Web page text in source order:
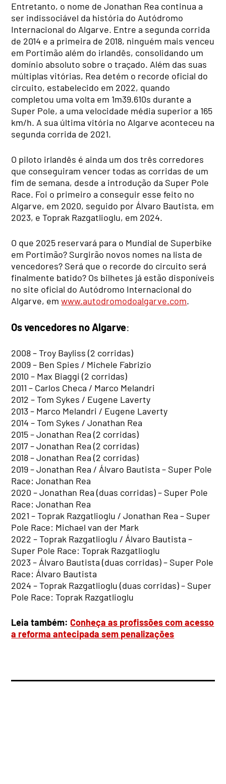
Entretanto, o nome de Jonathan Rea continua a
ser indissociável da história do Autódromo
Internacional do Algarve. Entre a segunda corrida
de 2014 e a primeira de 2018, ninguém mais venceu
em Portimão além do irlandês, consolidando um
domínio absoluto sobre o traçado. Além das suas
múltiplas vitórias, Rea detém o recorde oficial do
circuito, estabelecido em 2022, quando
completou uma volta em 1m39.610s durante a
Super Pole, a uma velocidade média superior a 165
km/h. A sua última vitória no Algarve aconteceu na
segunda corrida de 2021.
O piloto irlandês é ainda um dos três corredores
que conseguiram vencer todas as corridas de um
fim de semana, desde a introdução da Super Pole
Race. Foi o primeiro a conseguir esse feito no
Algarve, em 2020, seguido por Álvaro Bautista, em
2023, e Toprak Razgatlioglu, em 2024.
O que 2025 reservará para o Mundial de Superbike
em Portimão? Surgirão novos nomes na lista de
vencedores? Será que o recorde do circuito será
finalmente batido? Os bilhetes já estão disponíveis
no site oficial do Autódromo Internacional do
Algarve, emwww.autodromodoalgarve.com.
Os vencedores no Algarve:
2008 – Troy Bayliss (2 corridas)
2009 – Ben Spies / Michele Fabrizio
2010 – Max Biaggi (2 corridas)
2011 – Carlos Checa / Marco Melandri
2012 – Tom Sykes / Eugene Laverty
2013 – Marco Melandri / Eugene Laverty
2014 – Tom Sykes / Jonathan Rea
2015 – Jonathan Rea (2 corridas)
2017 – Jonathan Rea (2 corridas)
2018 – Jonathan Rea (2 corridas)
2019 – Jonathan Rea / Álvaro Bautista – Super Pole
Race: Jonathan Rea
2020 – Jonathan Rea (duas corridas) – Super Pole
Race: Jonathan Rea
2021 – Toprak Razgatlioglu / Jonathan Rea – Super
Pole Race: Michael van der Mark
2022 – Toprak Razgatlioglu / Álvaro Bautista –
Super Pole Race: Toprak Razgatlioglu
2023 – Álvaro Bautista (duas corridas) – Super Pole
Race: Álvaro Bautista
2024 – Toprak Razgatlioglu (duas corridas) – Super
Pole Race: Toprak Razgatlioglu
Leia também:Conheça as profissões com acesso
a reforma antecipada sem penalizações